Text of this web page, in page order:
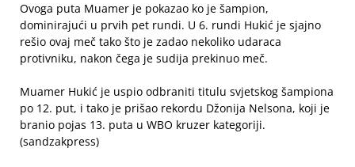
Ovoga puta Muamer je pokazao ko je šampion,
dominirajući u prvih pet rundi. U 6. rundi Hukić je sjajno
rešio ovaj meč tako što je zadao nekoliko udaraca
protivniku, nakon čega je sudija prekinuo meč.
Muamer Hukić je uspio odbraniti titulu svjetskog šampiona
po 12. put, i tako je prišao rekordu Džonija Nelsona, koji je
branio pojas 13. puta u WBO kruzer kategoriji.
(sandzakpress)